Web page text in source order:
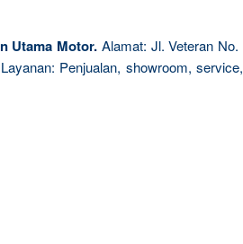
Utama Motor. Alamat: Jl. Veteran No.
Penjualan, showroom,